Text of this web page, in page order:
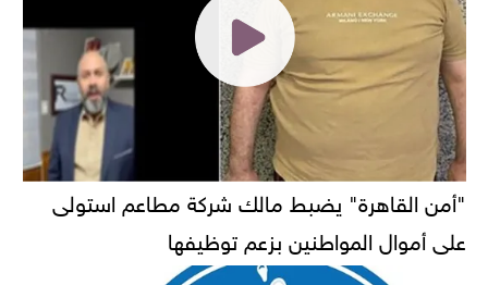
"أمن القاهرة" يضبط مالك شركة مطاعم استولى
على أموال المواطنين بزعم توظيفها